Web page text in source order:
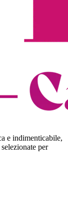
e indimenticabile,
selezionate per